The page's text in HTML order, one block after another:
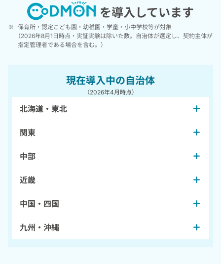
を導入しています
※ 保育所・認定こども園・幼稚園・学童・小中学校等が対象
（2026年8月1日時点・実証実験は除いた数。
自治体が選定し、契約主体が
指定管理者である場合を含む。 ）
現在導入中の自治体
（2026年4月時点）
北海道・東北
関東
中部
近畿
中国・四国
九州・沖縄